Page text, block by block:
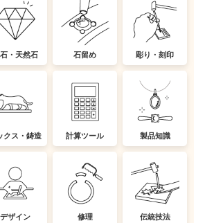
・天然石 石留め 彫り・刻印
クス・鋳造 計算ツール 製品知識
デザイン 修理 伝統技法